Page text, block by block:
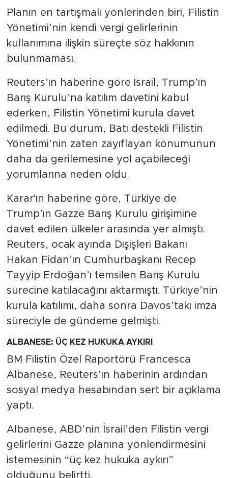
Planın en tartışmalı yönlerinden biri, Filistin
Yönetimi’nin kendi vergi gelirlerinin
kullanımına ilişkin süreçte söz hakkının
bulunmaması.
Reuters’ın haberine göre İsrail, Trump’ın
Barış Kurulu’na katılım davetini kabul
ederken, Filistin Yönetimi kurula davet
edilmedi. Bu durum, Batı destekli Filistin
Yönetimi’nin zaten zayıflayan konumunun
daha da gerilemesine yol açabileceği
yorumlarına neden oldu.
Karar'ın haberine göre, Türkiye de
Trump’ın Gazze Barış Kurulu girişimine
davet edilen ülkeler arasında yer almıştı.
Reuters, ocak ayında Dışişleri Bakanı
Hakan Fidan’ın Cumhurbaşkanı Recep
Tayyip Erdoğan’ı temsilen Barış Kurulu
sürecine katılacağını aktarmıştı. Türkiye’nin
kurula katılımı, daha sonra Davos’taki imza
süreciyle de gündeme gelmişti.
ALBANESE: ÜÇ KEZ HUKUKA AYKIRI
BM Filistin Özel Raportörü Francesca
Albanese, Reuters’ın haberinin ardından
sosyal medya hesabından sert bir açıklama
yaptı.
Albanese, ABD’nin İsrail’den Filistin vergi
gelirlerini Gazze planına yönlendirmesini
istemesinin “üç kez hukuka aykırı”
olduğunu belirtti.